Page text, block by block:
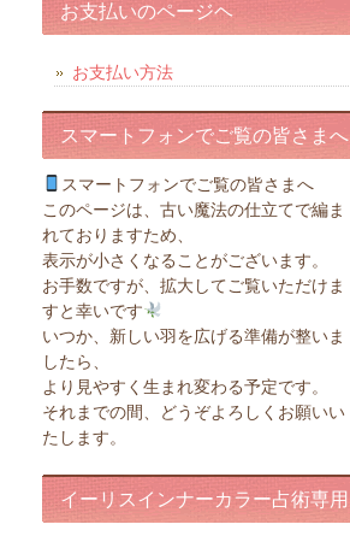
お支払いのページヘ
お支払い方法
スマートフォンでご覧の皆さまへ
スマートフォンでご覧の皆さまへ
このページは、古い魔法の仕立てで編ま
れておりますため、
表示が小さくなることがございます。
お手数ですが、拡大してご覧いただけま
すと幸いです
いつか、新しい羽を広げる準備が整いま
したら、
より見やすく生まれ変わる予定です。
それまでの間、どうぞよろしくお願いい
たします。
イーリスインナーカラー占術専用